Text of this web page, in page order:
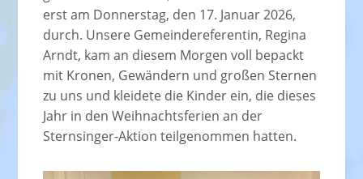
erst am Donnerstag, den 17. Januar 2026,
durch. Unsere Gemeindereferentin, Regina
Arndt, kam an diesem Morgen voll bepackt
mit Kronen, Gewändern und großen Sternen
zu uns und kleidete die Kinder ein, die dieses
Jahr in den Weihnachtsferien an der
Sternsinger-Aktion teilgenommen hatten.